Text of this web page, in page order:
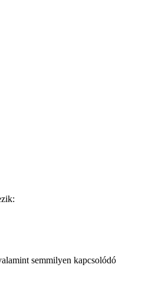
semmilyen kapcsolódó